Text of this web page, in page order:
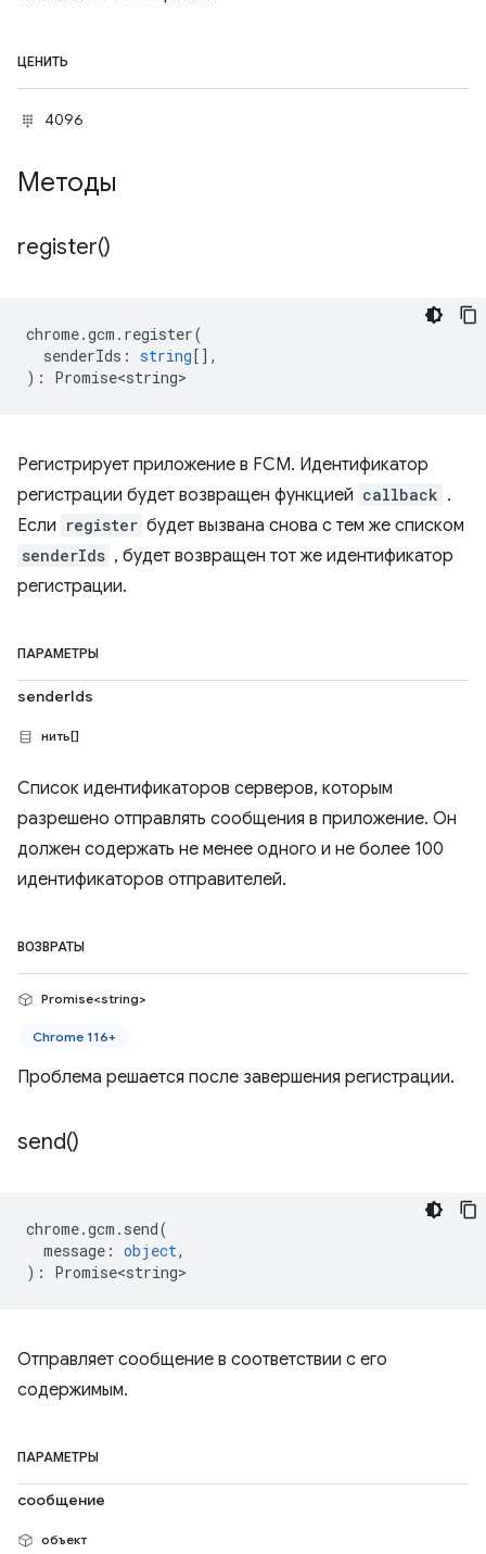
ЦЕНИТЬ
4096
Методы
register()
chrome.gcm . register(
senderIds : string[],
) : Promise<string>
Регистрирует приложение в FCM. Идентификатор
регистрации будет возвращен функцией callback .
Если register будет вызвана снова с тем же списком
senderIds , будет возвращен тот же идентификатор
регистрации.
ПАРАМЕТРЫ
senderIds
нить[]
Список идентификаторов серверов, которым
разрешено отправлять сообщения в приложение. Он
должен содержать не менее одного и не более 100
идентификаторов отправителей.
ВОЗВРАТЫ
Promise<string>
Chrome 116+
Проблема решается после завершения регистрации.
send()
chrome.gcm . send(
message : object,
) : Promise<string>
Отправляет сообщение в соответствии с его
содержимым.
ПАРАМЕТРЫ
сообщение
объект